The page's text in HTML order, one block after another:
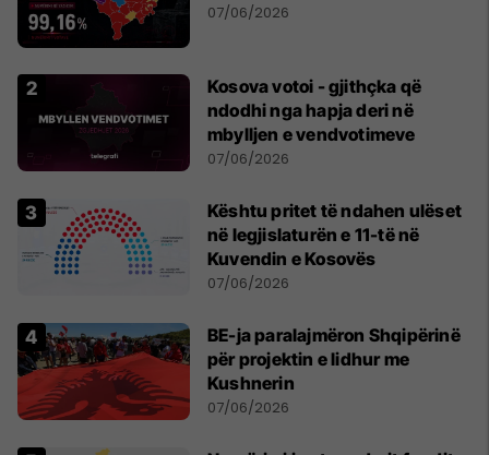
07/06/2026
Kosova votoi - gjithçka që
ndodhi nga hapja deri në
mbylljen e vendvotimeve
07/06/2026
Kështu pritet të ndahen ulëset
në legjislaturën e 11-të në
Kuvendin e Kosovës
07/06/2026
BE-ja paralajmëron Shqipërinë
për projektin e lidhur me
Kushnerin
07/06/2026